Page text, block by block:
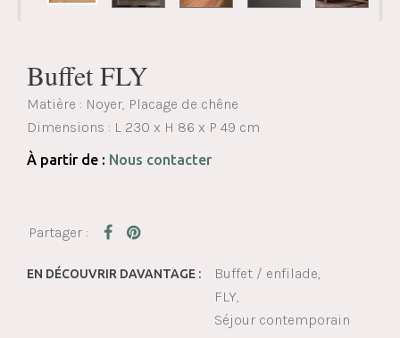
Buffet FLY
Matière : Noyer, Placage de chêne
Dimensions : L 230 x H 86 x P 49 cm
À partir de : Nous contacter
EN DÉCOUVRIR DAVANTAGE :
Buffet / enfilade
FLY
Séjour contemporain